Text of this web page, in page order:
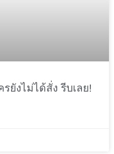
ยังไม่ได้สั่ง รีบเลย!